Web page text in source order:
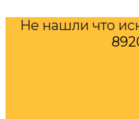
Не нашли что